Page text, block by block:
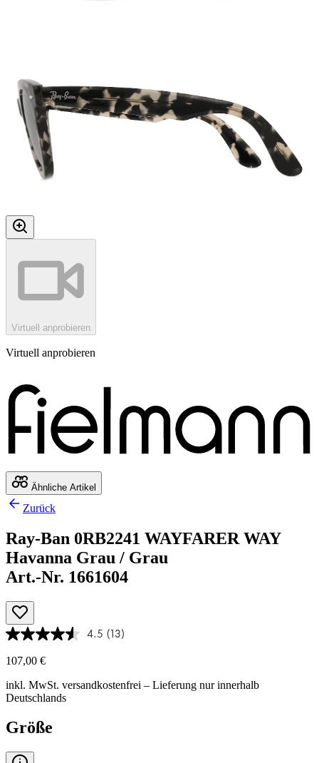
Virtuell anprobieren
Virtuell anprobieren
Ähnliche Artikel
Zurück
Ray-Ban 0RB2241 WAYFARER WAY
Havanna Grau / Grau
Art.-Nr. 1661604
4.5 (13)
107,00 €
inkl. MwSt. versandkostenfrei – Lieferung nur innerhalb
Deutschlands
Größe